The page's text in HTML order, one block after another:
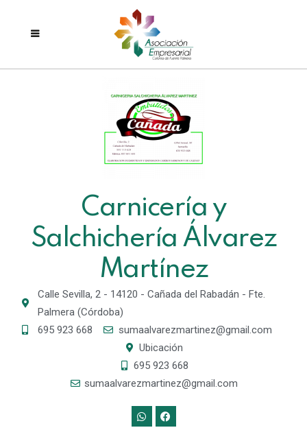
Carnicería y
Salchichería Álvarez
Martínez
Calle Sevilla, 2 - 14120 - Cañada del Rabadán - Fte.
Palmera (Córdoba)
695 923 668
sumaalvarezmartinez@gmail.com
Ubicación
695 923 668
sumaalvarezmartinez@gmail.com